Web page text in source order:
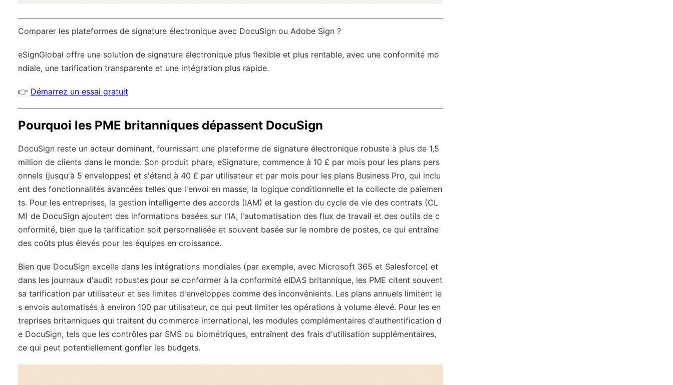
Comparer les plateformes de signature électronique avec DocuSign ou Adobe Sign ?
eSignGlobal offre une solution de signature électronique plus flexible et plus rentable, avec une conformité mo
ndiale, une tarification transparente et une intégration plus rapide.
👉 Démarrez un essai gratuit
Pourquoi les PME britanniques dépassent DocuSign
DocuSign reste un acteur dominant, fournissant une plateforme de signature électronique robuste à plus de 1,5
million de clients dans le monde. Son produit phare, eSignature, commence à 10 £ par mois pour les plans pers
onnels (jusqu'à 5 enveloppes) et s'étend à 40 £ par utilisateur et par mois pour les plans Business Pro, qui inclu
ent des fonctionnalités avancées telles que l'envoi en masse, la logique conditionnelle et la collecte de paiemen
ts. Pour les entreprises, la gestion intelligente des accords (IAM) et la gestion du cycle de vie des contrats (CL
M) de DocuSign ajoutent des informations basées sur l'IA, l'automatisation des flux de travail et des outils de c
onformité, bien que la tarification soit personnalisée et souvent basée sur le nombre de postes, ce qui entraîne
des coûts plus élevés pour les équipes en croissance.
Bien que DocuSign excelle dans les intégrations mondiales (par exemple, avec Microsoft 365 et Salesforce) et
dans les journaux d'audit robustes pour se conformer à la conformité eIDAS britannique, les PME citent souvent
sa tarification par utilisateur et ses limites d'enveloppes comme des inconvénients. Les plans annuels limitent le
s envois automatisés à environ 100 par utilisateur, ce qui peut limiter les opérations à volume élevé. Pour les en
treprises britanniques qui traitent du commerce international, les modules complémentaires d'authentification d
e DocuSign, tels que les contrôles par SMS ou biométriques, entraînent des frais d'utilisation supplémentaires,
ce qui peut potentiellement gonfler les budgets.